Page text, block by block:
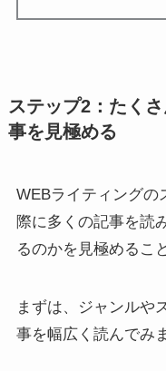
ステップ2：たく
事を見極める
WEBライティングの
際に多くの記事を読
るのかを見極めるこ
まずは、ジャンルや
事を幅広く読んでみ